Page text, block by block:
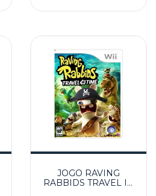
JOGO RAVING
RABBIDS TRAVEL IN